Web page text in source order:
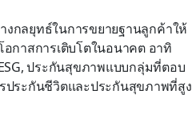
กลยุทธ์ในการขยายฐานลูกค้าให้
กาสการเติบโตในอนาคต อาทิ
ประกันสุขภาพแบบกลุ่มที่ตอบ
ประกันชีวิตและประกันสุขภาพที่สูง